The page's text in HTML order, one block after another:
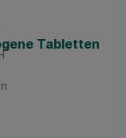
Tabletten